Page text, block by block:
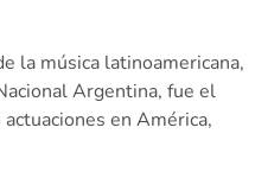
la música latinoamericana,
Argentina, fue el
en América,